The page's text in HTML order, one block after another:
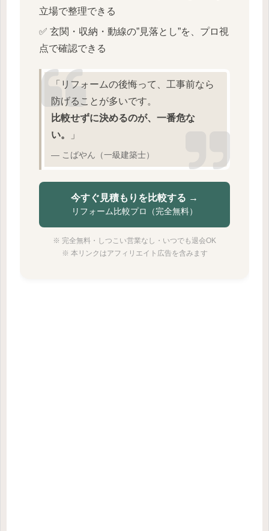
立場で整理できる
✅ 玄関・収納・動線の”見落とし”を、プロ視
点で確認できる
「リフォームの後悔って、工事前なら
防げることが多いです。
比較せずに決めるのが、一番危な
い。
」
― こばやん（一級建築士）
今すぐ見積もりを比較する →
リフォーム比較プロ（完全無料）
※ 完全無料・しつこい営業なし・いつでも退会OK
※ 本リンクはアフィリエイト広告を含みます